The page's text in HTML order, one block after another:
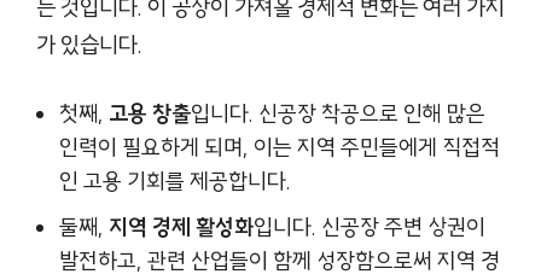
는 것입니다. 이 공장이 가져올 경제적 변화는 여러 가지
가 있습니다.
첫째, 고용 창출입니다. 신공장 착공으로 인해 많은
인력이 필요하게 되며, 이는 지역 주민들에게 직접적
인 고용 기회를 제공합니다.
둘째, 지역 경제 활성화입니다. 신공장 주변 상권이
발전하고, 관련 산업들이 함께 성장함으로써 지역 경